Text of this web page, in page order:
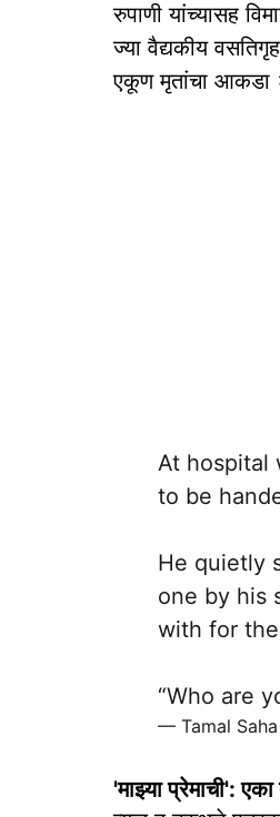
रुपाणी यांच्यासह
ज्या वैद्यकीय
एकूण मृतांचा आकडा
At hospital
to be
He quietly
one by his
with for
“Who are
— Tamal Saha
'माझ्या प्रेमाची':